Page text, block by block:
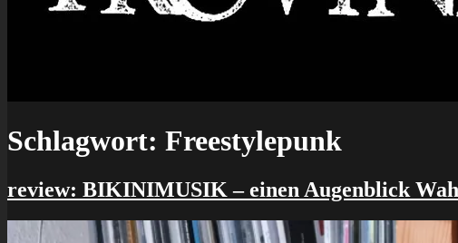
Schlagwort: Freestylepunk
review: BIKINIMUSIK – einen Augenblick